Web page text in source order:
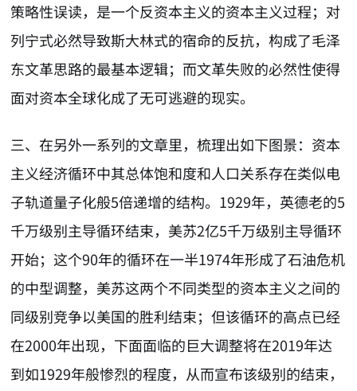
策略性误读，是一个反资本主义的资本主义过程；对
列宁式必然导致斯大林式的宿命的反抗，构成了毛泽
东文革思路的最基本逻辑；而文革失败的必然性使得
面对资本全球化成了无可逃避的现实。
三、在另外一系列的文章里，梳理出如下图景：资本
主义经济循环中其总体饱和度和人口关系存在类似电
子轨道量子化般5倍递增的结构。1929年，英德老的5
千万级别主导循环结束，美苏2亿5千万级别主导循环
开始；这个90年的循环在一半1974年形成了石油危机
的中型调整，美苏这两个不同类型的资本主义之间的
同级别竞争以美国的胜利结束；但该循环的高点已经
在2000年出现，下面面临的巨大调整将在2019年达
到如1929年般惨烈的程度，从而宣布该级别的结束，